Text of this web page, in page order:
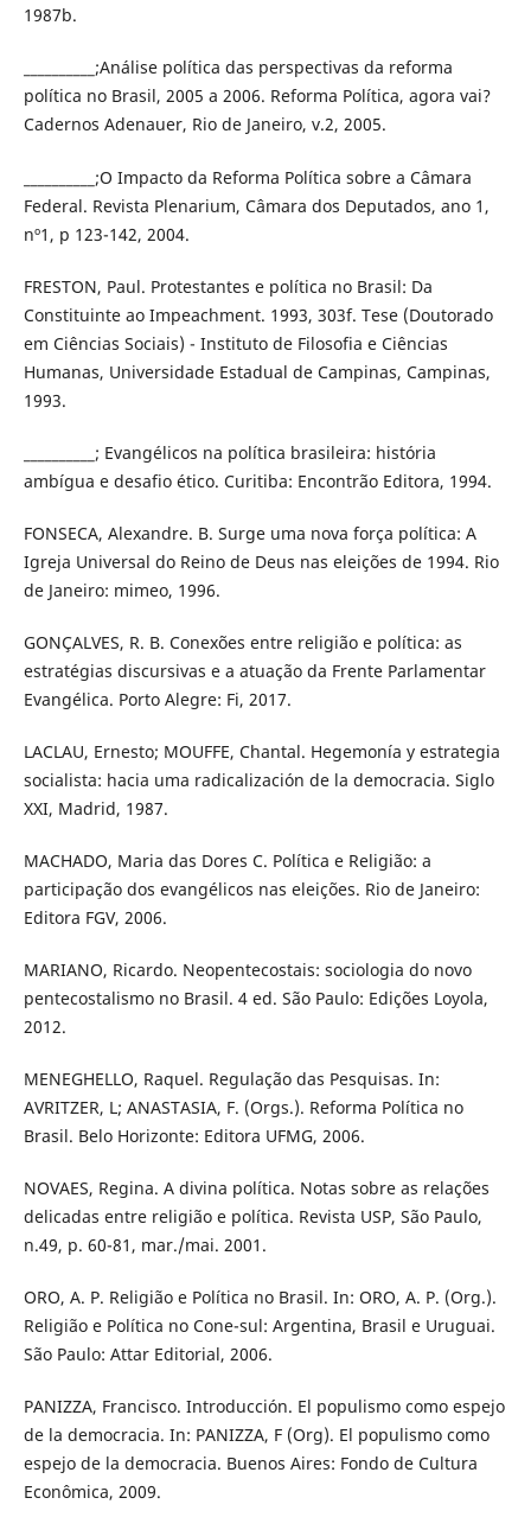
1987b.
__________;Análise política das perspectivas da reforma
política no Brasil, 2005 a 2006. Reforma Política, agora vai?
Cadernos Adenauer, Rio de Janeiro, v.2, 2005.
__________;O Impacto da Reforma Política sobre a Câmara
Federal. Revista Plenarium, Câmara dos Deputados, ano 1,
nº1, p 123-142, 2004.
FRESTON, Paul. Protestantes e política no Brasil: Da
Constituinte ao Impeachment. 1993, 303f. Tese (Doutorado
em Ciências Sociais) - Instituto de Filosofia e Ciências
Humanas, Universidade Estadual de Campinas, Campinas,
1993.
__________; Evangélicos na política brasileira: história
ambígua e desafio ético. Curitiba: Encontrão Editora, 1994.
FONSECA, Alexandre. B. Surge uma nova força política: A
Igreja Universal do Reino de Deus nas eleições de 1994. Rio
de Janeiro: mimeo, 1996.
GONÇALVES, R. B. Conexões entre religião e política: as
estratégias discursivas e a atuação da Frente Parlamentar
Evangélica. Porto Alegre: Fi, 2017.
LACLAU, Ernesto; MOUFFE, Chantal. Hegemonía y estrategia
socialista: hacia uma radicalización de la democracia. Siglo
XXI, Madrid, 1987.
MACHADO, Maria das Dores C. Política e Religião: a
participação dos evangélicos nas eleições. Rio de Janeiro:
Editora FGV, 2006.
MARIANO, Ricardo. Neopentecostais: sociologia do novo
pentecostalismo no Brasil. 4 ed. São Paulo: Edições Loyola,
2012.
MENEGHELLO, Raquel. Regulação das Pesquisas. In:
AVRITZER, L; ANASTASIA, F. (Orgs.). Reforma Política no
Brasil. Belo Horizonte: Editora UFMG, 2006.
NOVAES, Regina. A divina política. Notas sobre as relações
delicadas entre religião e política. Revista USP, São Paulo,
n.49, p. 60-81, mar./mai. 2001.
ORO, A. P. Religião e Política no Brasil. In: ORO, A. P. (Org.).
Religião e Política no Cone-sul: Argentina, Brasil e Uruguai.
São Paulo: Attar Editorial, 2006.
PANIZZA, Francisco. Introducción. El populismo como espejo
de la democracia. In: PANIZZA, F (Org). El populismo como
espejo de la democracia. Buenos Aires: Fondo de Cultura
Econômica, 2009.